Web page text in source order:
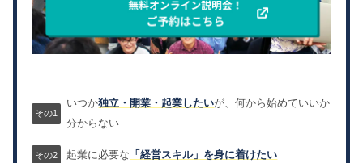
いつか独立・開業・起業したいが、何から始めていいか
分からない
起業に必要な 「経営スキル」を身に着けたい